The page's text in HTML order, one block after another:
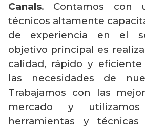
Canals. Contamos con
técnicos altamente
de experiencia en el
objetivo principal es
calidad, rápido y eficiente
las necesidades de
Trabajamos con las
mercado y
herramientas y técnicas